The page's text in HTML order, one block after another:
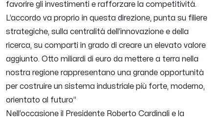
favorire gli investimenti e rafforzare la competitività.
L’accordo va proprio in questa direzione, punta su filiere
strategiche, sulla centralità dell’innovazione e della
ricerca, su comparti in grado di creare un elevato valore
aggiunto. Otto miliardi di euro da mettere a terra nella
nostra regione rappresentano una grande opportunità
per costruire un sistema industriale più forte, moderno,
orientato al futuro”
Nell’occasione il Presidente Roberto Cardinali e la